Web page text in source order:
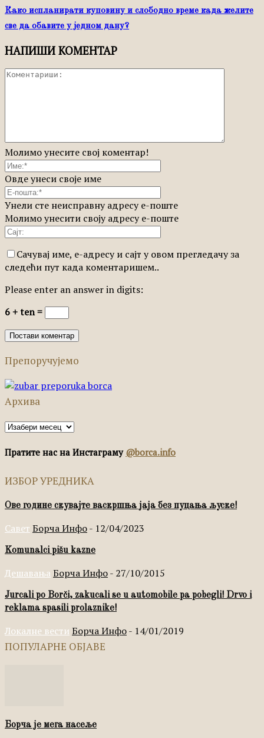
Како испланирати куповину и слободно време када желите
све да обавите у једном дану?
НАПИШИ КОМЕНТАР
Молимо унесите свој коментар!
Овде унеси своје име
Унели сте неисправну адресу е-поште
Молимо унесити своју адресу е-поште
Сачувај име, е-адресу и сајт у овом прегледачу за
следећи пут када коментаришем..
Please enter an answer in digits:
6 + ten =
Препоручујемо
Архива
Архива
Пратите нас на Инстаграму @borca.info
ИЗБОР УРЕДНИКА
Ове године скувајте васкршња јаја без пуцања љуске!
Савет Борча Инфо- 12/04/2023
Komunalci pišu kazne
ДешавањаБорча Инфо- 27/10/2015
Jurcali po Borči, zakucali se u automobile pa pobegli! Drvo i
reklama spasili prolaznike!
Локалне вести Борча Инфо- 14/01/2019
ПОПУЛАРНЕ ОБЈАВЕ
Борча је мега насеље